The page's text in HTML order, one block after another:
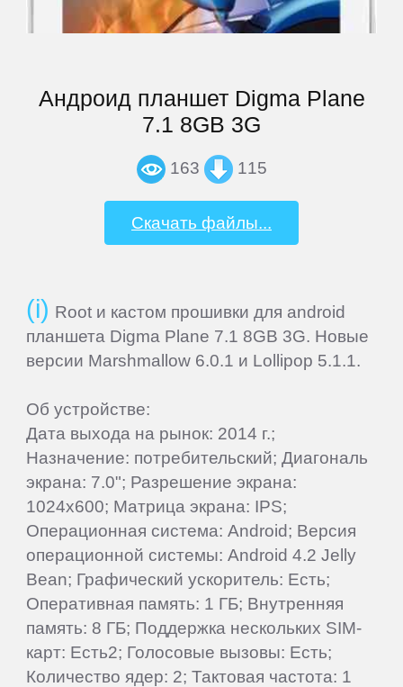
Андроид планшет Digma Plane
7.1 8GB 3G
163 115
Скачать файлы...
Root и кастом прошивки для android
планшета Digma Plane 7.1 8GB 3G. Новые
версии Marshmallow 6.0.1 и Lollipop 5.1.1.
Об устройстве:
Дата выхода на рынок: 2014 г.;
Назначение: потребительский; Диагональ
экрана: 7.0"; Разрешение экрана:
1024x600; Матрица экрана: IPS;
Операционная система: Android; Версия
операционной системы: Android 4.2 Jelly
Bean; Графический ускоритель: Есть;
Оперативная память: 1 ГБ; Внутренняя
память: 8 ГБ; Поддержка нескольких SIM-
карт: Есть2; Голосовые вызовы: Есть;
Количество ядер: 2; Тактовая частота: 1
Keneksi
Letv
LG
Mann
MEIZU
Micromax